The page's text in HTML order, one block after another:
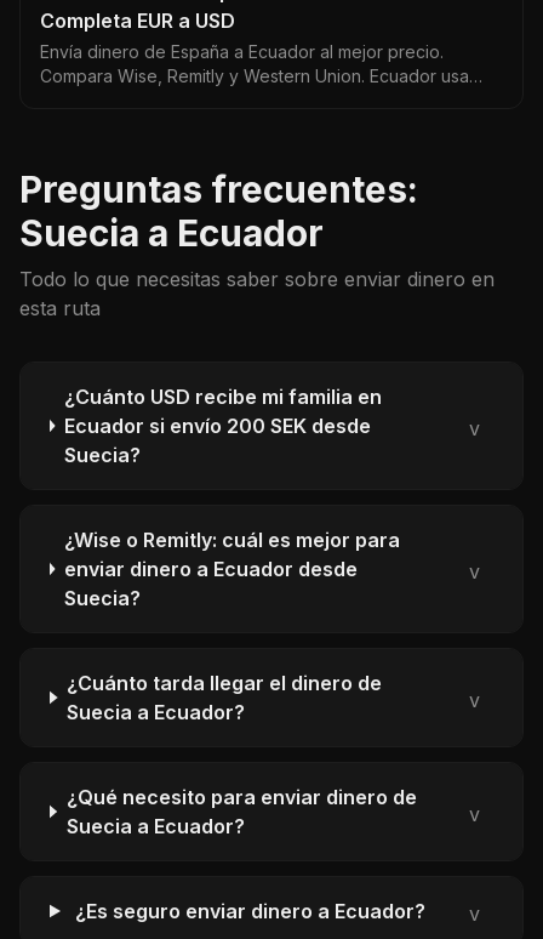
Completa EUR a USD
Envía dinero de España a Ecuador al mejor precio.
Compara Wise, Remitly y Western Union. Ecuador usa
Preguntas frecuentes:
Suecia a Ecuador
Todo lo que necesitas saber sobre enviar dinero en
esta ruta
¿Cuánto USD recibe mi familia en
Ecuador si envío 200 SEK desde
Suecia?
v
¿Wise o Remitly: cuál es mejor para
enviar dinero a Ecuador desde
Suecia?
v
¿Cuánto tarda llegar el dinero de
Suecia a Ecuador?
v
¿Qué necesito para enviar dinero de
Suecia a Ecuador?
v
¿Es seguro enviar dinero a Ecuador? v